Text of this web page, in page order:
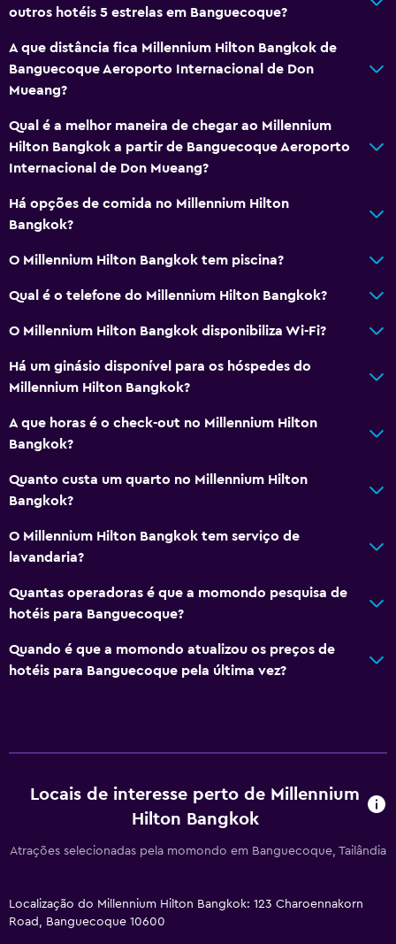
Chaleira elétrica
Restaurante
Bar/Lounge
As refeições podem ser entregues no quarto
Café
Pequeno-almoço no quarto
Fervedor para chá/café
Chaleira
Refrigerador
Internet
Artigos de higiene grátis
Detetores de fumo
Aquecimento
Ar-condicionado
Wi-Fi gratuito
Champô
Sabonete
Amaciador
Roupão de banho
WC privativo
Sanita adicional
Bidê
Vaso sanitário
outros hotéis 5 estrelas em Banguecoque?
A que distância fica Millennium Hilton Bangkok de
Banguecoque Aeroporto Internacional de Don
Mueang?
Qual é a melhor maneira de chegar ao Millennium
Hilton Bangkok a partir de Banguecoque Aeroporto
Internacional de Don Mueang?
Há opções de comida no Millennium Hilton
Bangkok?
O Millennium Hilton Bangkok tem piscina?
Qual é o telefone do Millennium Hilton Bangkok?
O Millennium Hilton Bangkok disponibiliza Wi-Fi?
Há um ginásio disponível para os hóspedes do
Millennium Hilton Bangkok?
A que horas é o check-out no Millennium Hilton
Bangkok?
Quanto custa um quarto no Millennium Hilton
Bangkok?
O Millennium Hilton Bangkok tem serviço de
lavandaria?
Quantas operadoras é que a momondo pesquisa de
hotéis para Banguecoque?
Quando é que a momondo atualizou os preços de
hotéis para Banguecoque pela última vez?
Locais de interesse perto de Millennium
Hilton Bangkok
Atrações selecionadas pela momondo em Banguecoque, Tailândia
Localização do Millennium Hilton Bangkok: 123 Charoennakorn
Road, Banguecoque 10600